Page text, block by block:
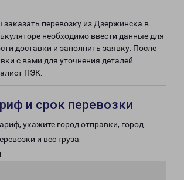
заказать перевозку из Дзержинска в
необходимо ввести данные для
доставки и заполнить заявку. После
с вами для уточнения деталей
ПЭК.
и срок перевозки
укажите город отправки, город
и вес груза.